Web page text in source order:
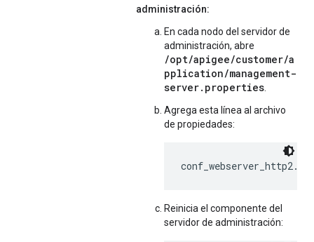
administración:
En cada nodo del servidor de
administración, abre
/opt/apigee/customer/a
pplication/management-
server.properties
Agrega esta línea al archivo
de propiedades:
Reinicia el componente del
servidor de administración: